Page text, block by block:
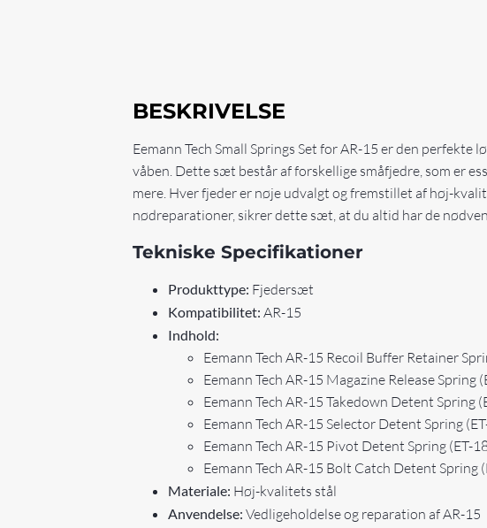
BESKRIVELSE
Eemann Tech Small Springs Set for AR-15 er den perfekte
våben. Dette sæt består af forskellige småfjedre, som er
mere. Hver fjeder er nøje udvalgt og fremstillet af høj-
nødreparationer, sikrer dette sæt, at du altid har de
Tekniske Specifikationer
Produkttype: Fjedersæt
Kompatibilitet: AR-15
Indhold:
Eemann Tech AR-15 Recoil Buffer Retainer
Eemann Tech AR-15 Magazine Release Spring
Eemann Tech AR-15 Takedown Detent Spring
Eemann Tech AR-15 Selector Detent Spring
Eemann Tech AR-15 Pivot Detent Spring (ET-
Eemann Tech AR-15 Bolt Catch Detent Spring
Materiale: Høj-kvalitets stål
Anvendelse: Vedligeholdelse og reparation af AR-15